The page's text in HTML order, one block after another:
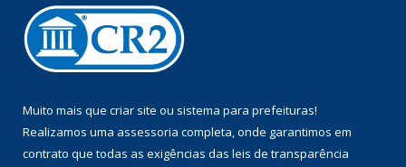
Muito mais que criar site ou sistema para prefeituras!
Realizamos uma assessoria completa, onde garantimos em
contrato que todas as exigências das leis de transparência